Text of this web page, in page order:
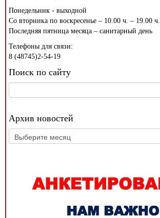
Понедельник - выходной
Со вторника по воскресенье – 10.00 ч. – 19.00 ч.
Последняя пятница месяца – санитарный день
Телефоны для связи:
8 (48745)2-54-19
Поиск по сайту
Архив новостей
Архив
новостей